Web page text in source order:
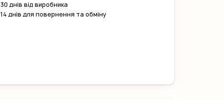
30 днів від виробника
14 днів для повернення та обміну